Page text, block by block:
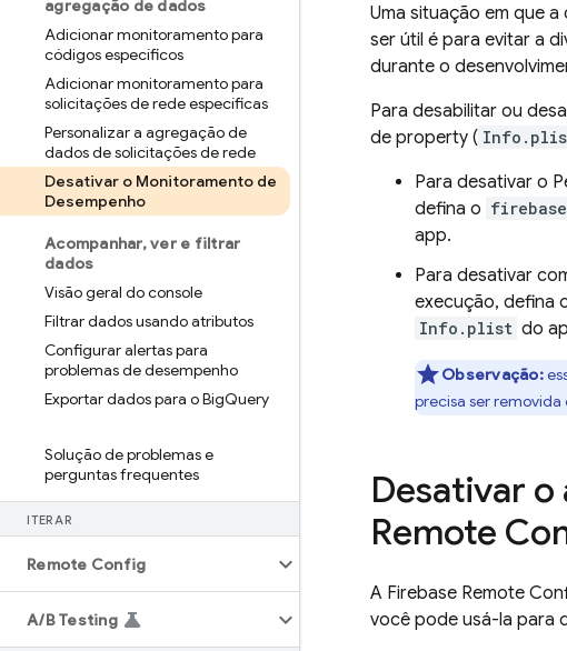
agregação de dados
Adicionar monitoramento para
códigos específicos
Adicionar monitoramento para
solicitações de rede específicas
Personalizar a agregação de
dados de solicitações de rede
Desativar o Monitoramento de
Desempenho
Acompanhar,ver e filtrar
dados
Visão geral do console
Filtrar dados usando atributos
Configurar alertas para
problemas de desempenho
Exportar dados para o BigQuery
Solução de problemas e
perguntas frequentes
ITERAR
Remote Config
A/B Testing
Uma situação em que
ser útil é para evitar a
durante o
Para desabilitar ou
de property (
Para desativar o
defina o
app.
Para desativar
execução, defina
Info.plist do
Observação:
precisa ser removida
Desativar o
Remote
A Firebase Remote
você pode usá-la para